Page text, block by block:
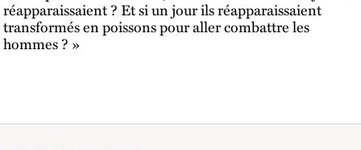
réapparaissaient ? Et si un jour ils réapparaissaient
transformés en poissons pour aller combattre les
hommes ? »